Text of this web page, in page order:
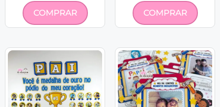
COMPRAR COMPRAR